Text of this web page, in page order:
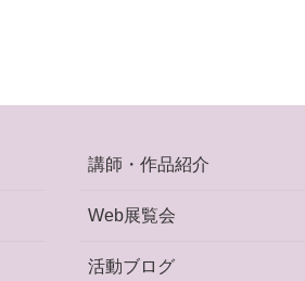
講師・作品紹介
Web展覧会
活動ブログ